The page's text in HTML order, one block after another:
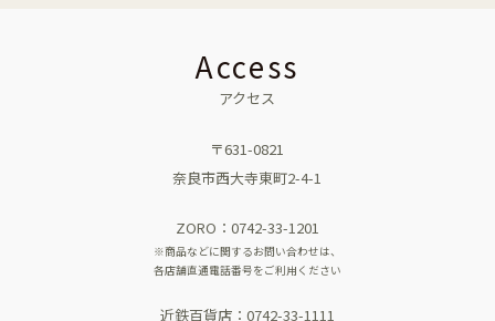
Access
アクセス
〒631-0821
奈良市西大寺東町2-4-1
ZORO：0742-33-1201
※商品などに関するお問い合わせは、
各店舗直通電話番号をご利用ください
近鉄百貨店：0742-33-1111